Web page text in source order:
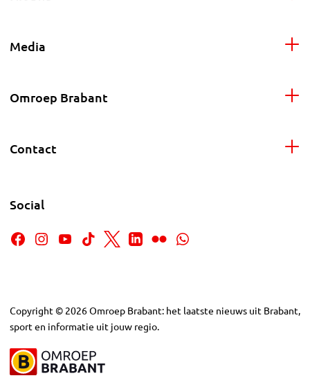
Media
Omroep Brabant
Contact
Social
Copyright © 2026Omroep Brabant: het laatste nieuws uit Brabant,
sport en informatie uit jouw regio.